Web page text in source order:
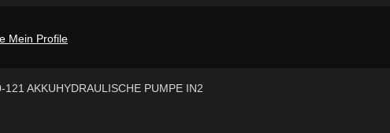
AKKUHYDRAULISCHE PUMPE IN2